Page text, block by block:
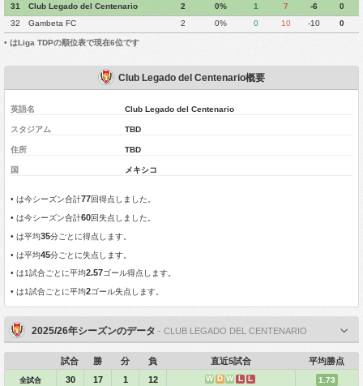
31
Club Legado del Centenario 2 0% 1 7 -6
0
32
Gambeta FC 2 0% 0 10 -10 0
• はLiga TDPの順位表で現在6位です
Club Legado del Centenario概要
英語名 Club Legado del Centenario
スタジアム TBD
住所 TBD
国 メキシコ
• は今シーズン合計77回得点しました。
• は今シーズン合計60回失点しました。
• は平均35分ごとに得点します。
• は平均45分ごとに失点します。
• は1試合ごとに平均2.57ゴール得点します。
• は1試合ごとに平均2ゴール失点します。
2025/26年シーズンのデータ - CLUB LEGADO DEL CENTENARIO
試合 勝 分 負 直近5試合 平均勝点
全試合 30 17 1 12 W D W L L 1.73